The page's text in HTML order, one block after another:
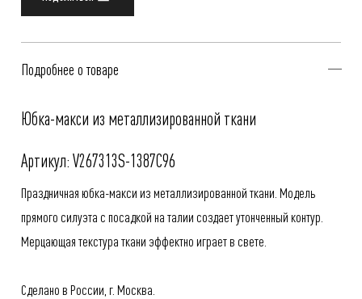
Подробнее о товаре
Юбка-макси из металлизированной ткани
Артикул: V267313S-1387C96
Праздничная юбка-макси из металлизированной ткани. Модель
прямого силуэта с посадкой на талии создает утонченный контур.
Мерцающая текстура ткани эффектно играет в свете.
Сделано в России, г. Москва.